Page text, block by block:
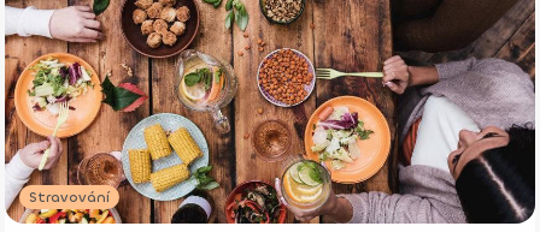
Stravování